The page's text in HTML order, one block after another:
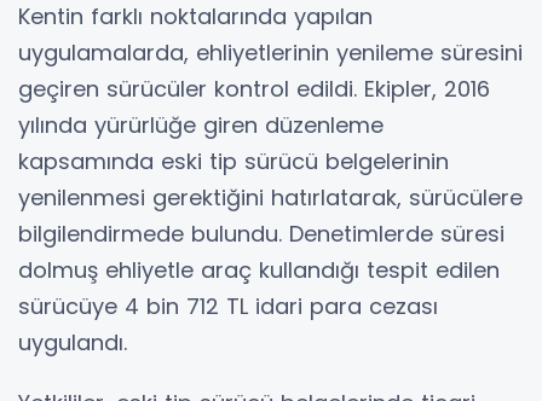
Kentin farklı noktalarında yapılan
uygulamalarda, ehliyetlerinin yenileme süresini
geçiren sürücüler kontrol edildi. Ekipler, 2016
yılında yürürlüğe giren düzenleme
kapsamında eski tip sürücü belgelerinin
yenilenmesi gerektiğini hatırlatarak, sürücülere
bilgilendirmede bulundu. Denetimlerde süresi
dolmuş ehliyetle araç kullandığı tespit edilen
sürücüye 4 bin 712 TL idari para cezası
uygulandı.